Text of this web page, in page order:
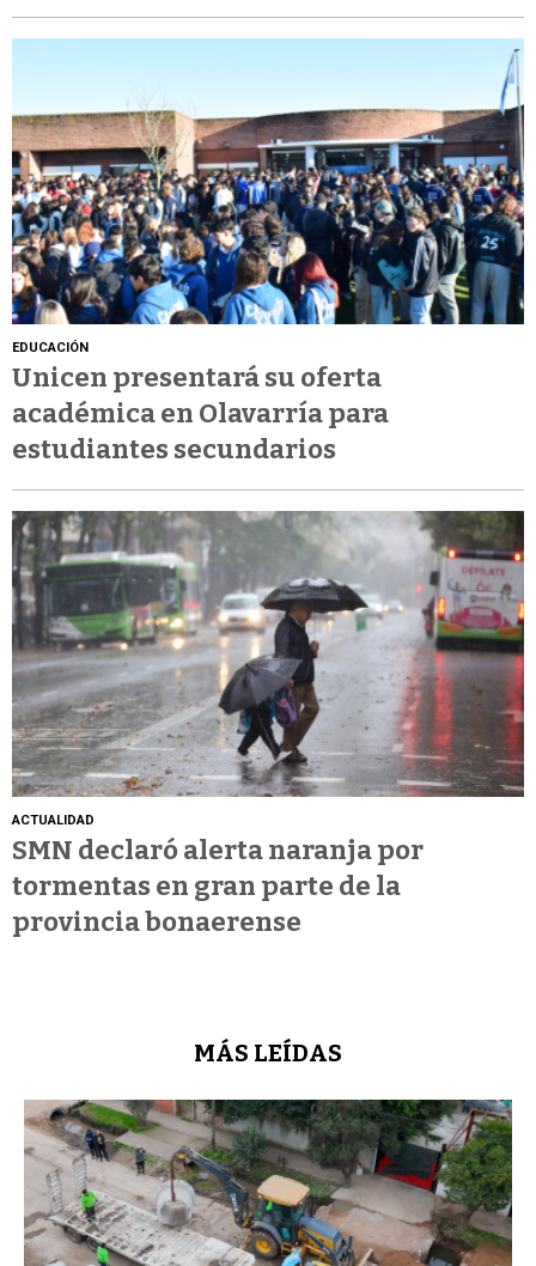
EDUCACIÓN
Unicen presentará su oferta
académica en Olavarría para
estudiantes secundarios
ACTUALIDAD
SMN declaró alerta naranja por
tormentas en gran parte de la
provincia bonaerense
MÁS LEÍDAS